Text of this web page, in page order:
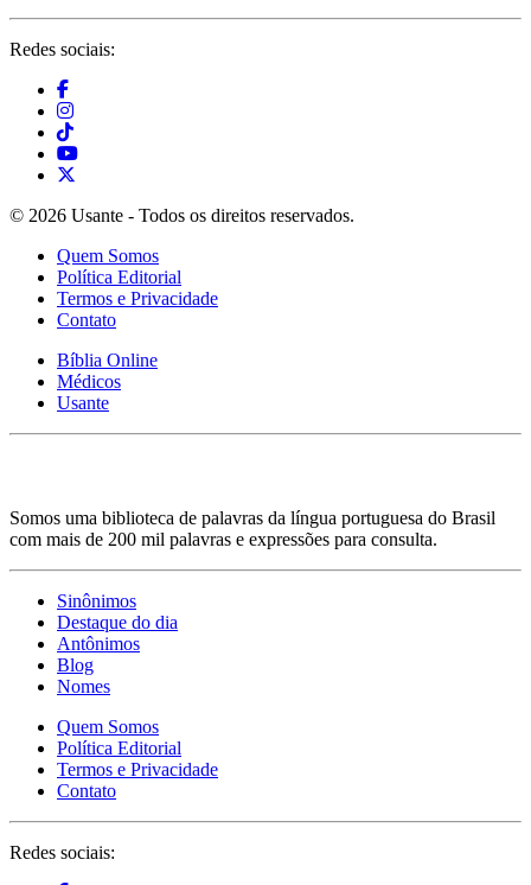
Redes sociais:
© 2026 Usante - Todos os direitos reservados.
Quem Somos
Política Editorial
Termos e Privacidade
Contato
Bíblia Online
Médicos
Usante
Somos uma biblioteca de palavras da língua portuguesa do Brasil
com mais de 200 mil palavras e expressões para consulta.
Sinônimos
Destaque do dia
Antônimos
Blog
Nomes
Quem Somos
Política Editorial
Termos e Privacidade
Contato
Redes sociais: